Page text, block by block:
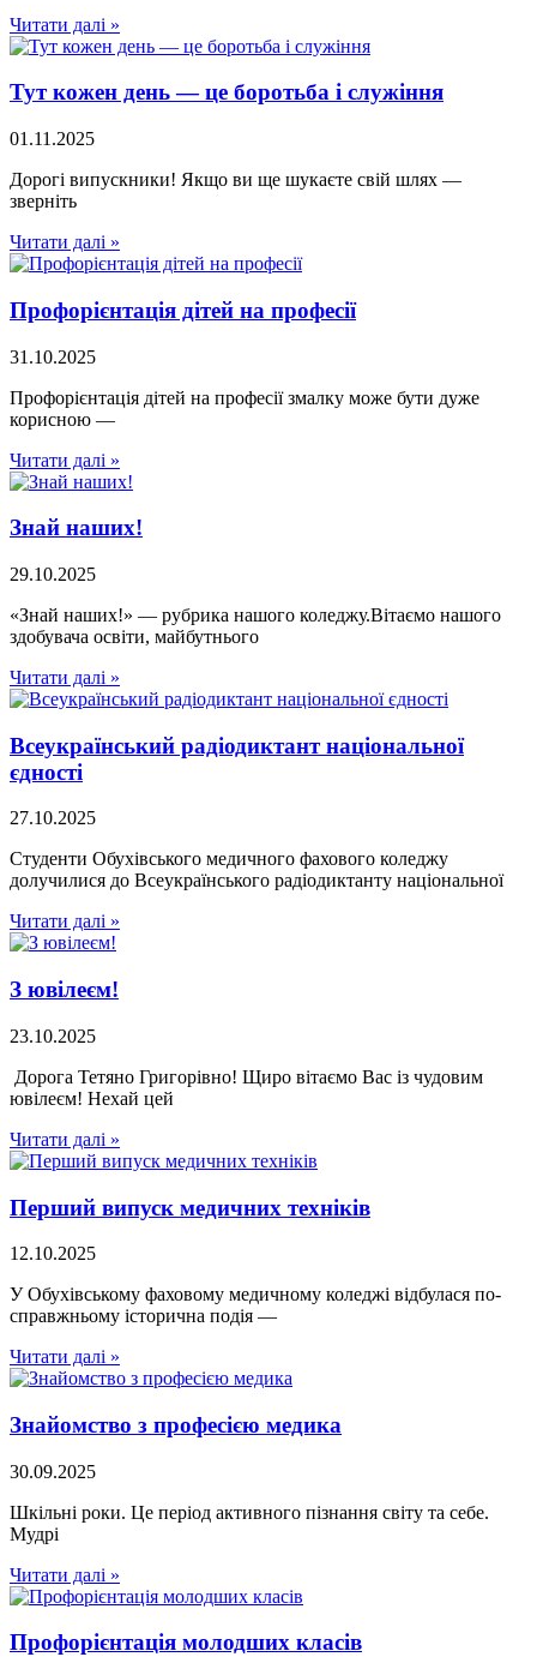
Читати далі »
Тут кожен день — це боротьба і служіння
01.11.2025
Дорогі випускники! Якщо ви ще шукаєте свій шлях —
зверніть
Читати далі »
Профорієнтація дітей на професії
31.10.2025
Профорієнтація дітей на професії змалку може бути дуже
корисною —
Читати далі »
Знай наших!
29.10.2025
«Знай наших!» — рубрика нашого коледжу.Вітаємо нашого
здобувача освіти, майбутнього
Читати далі »
Всеукраїнський радіодиктант національної
єдності
27.10.2025
Студенти Обухівського медичного фахового коледжу
долучилися до Всеукраїнського радіодиктанту національної
Читати далі »
З ювілеєм!
23.10.2025
Дорога Тетяно Григорівно! Щиро вітаємо Вас із чудовим
ювілеєм! Нехай цей
Читати далі »
Перший випуск медичних техніків
12.10.2025
У Обухівському фаховому медичному коледжі відбулася по-
справжньому історична подія —
Читати далі »
Знайомство з професією медика
30.09.2025
Шкільні роки. Це період активного пізнання світу та себе.
Мудрі
Читати далі »
Профорієнтація молодших класів